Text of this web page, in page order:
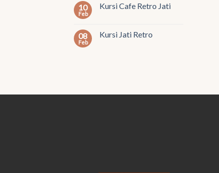
10
Feb
Kursi Cafe Retro Jati
08
Feb
Kursi Jati Retro